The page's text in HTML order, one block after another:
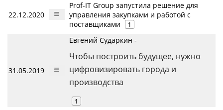
22.12.2020
Prof-IT Group запустила решение для
управления закупками и работой с
поставщиками
1
31.05.2019
Евгений Сударкин -
Чтобы построить будущее, нужно
цифровизировать города и
производства
1